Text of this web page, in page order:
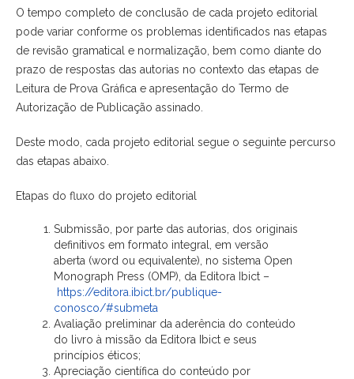
O tempo completo de conclusão de cada projeto editorial
pode variar conforme os problemas identificados nas etapas
de revisão gramatical e normalização, bem como diante do
prazo de respostas das autorias no contexto das etapas de
Leitura de Prova Gráfica e apresentação do Termo de
Autorização de Publicação assinado.
Deste modo, cada projeto editorial segue o seguinte percurso
das etapas abaixo.
Etapas do fluxo do projeto editorial
Submissão, por parte das autorias, dos originais
definitivos em formato integral, em versão
aberta (word ou equivalente), no sistema Open
Monograph Press (OMP), da Editora Ibict –
https://editora.ibict.br/publique-
conosco/#submeta
Avaliação preliminar da aderência do conteúdo
do livro à missão da Editora Ibict e seus
princípios éticos;
Apreciação científica do conteúdo por